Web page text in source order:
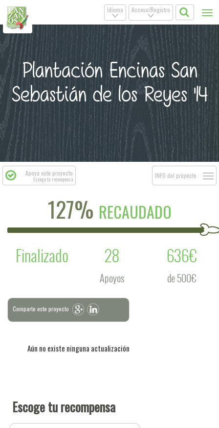
Acceso/Registro
.
Idioma
.
Plantación Encinas San
Sebastián de los Reyes '14
Apoya este proyecto
Escoge tu recompensa INFO del proyecto
127% RECAUDADO
Finalizado
28
Apoyos
636€
de 500€
Comparte este proyecto
Aún no existe ninguna actualización
Escoge tu recompensa